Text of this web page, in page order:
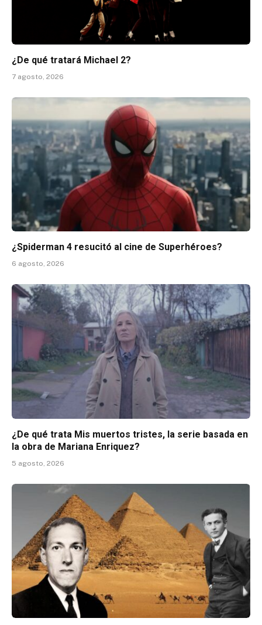
¿De qué tratará Michael 2?
7 agosto, 2026
¿Spiderman 4 resucitó al cine de Superhéroes?
6 agosto, 2026
¿De qué trata Mis muertos tristes, la serie basada en
la obra de Mariana Enriquez?
5 agosto, 2026